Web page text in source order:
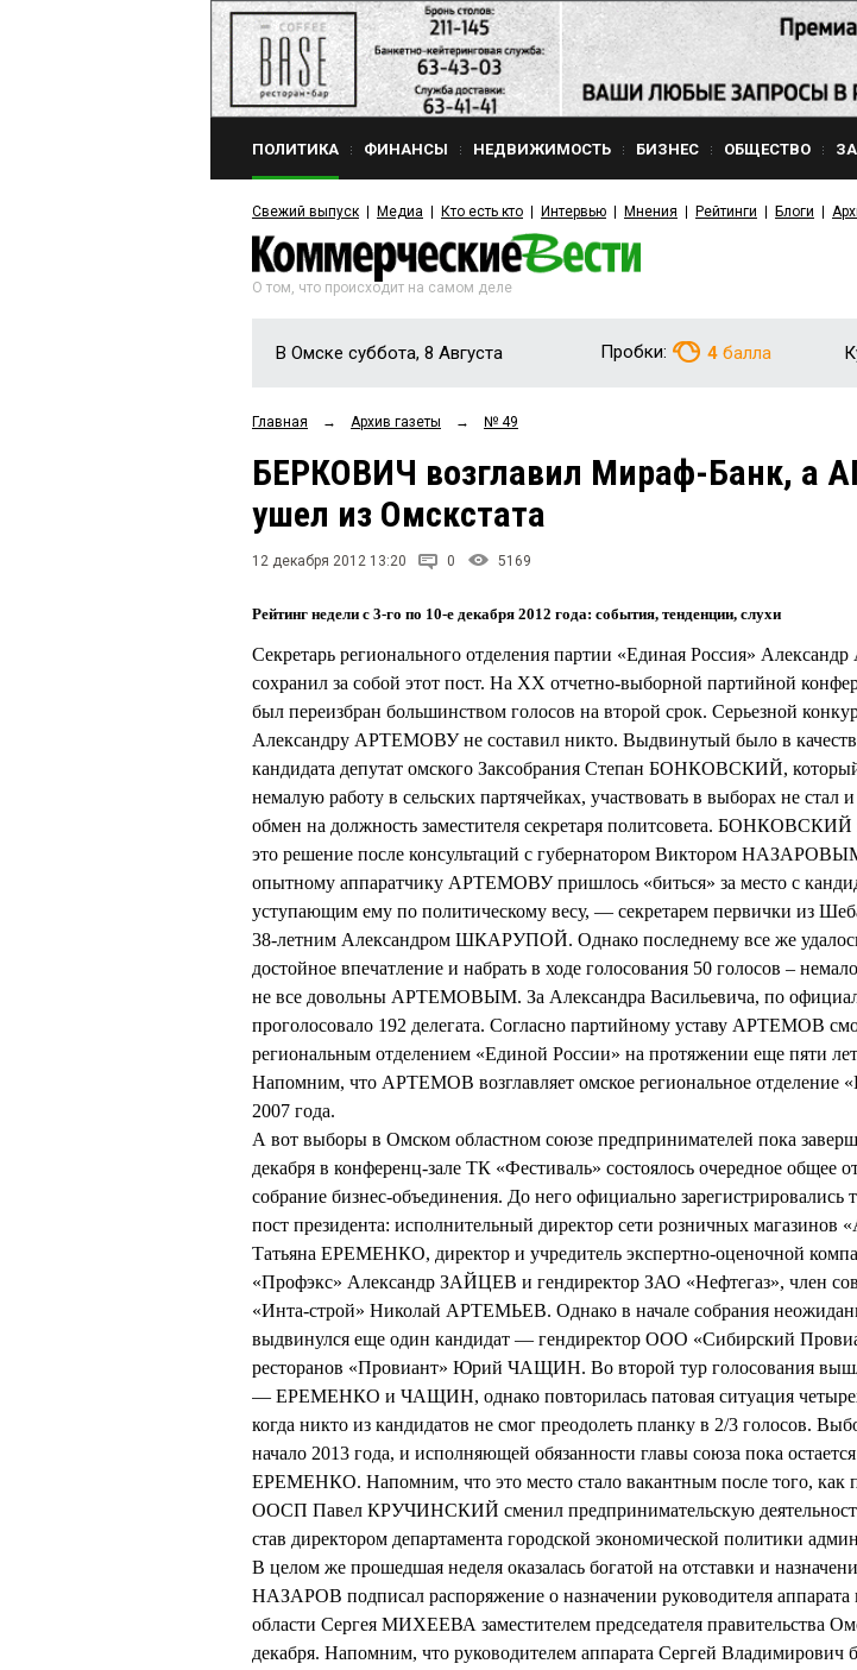
ПОЛИТИКА ФИНАНСЫ НЕДВИЖИМОСТЬ БИЗНЕС ОБЩЕСТВО
Свежий выпуск Медиа Кто есть кто Интервью Мнения Рейтинги Блоги
О том, что происходит на самом деле
В Омске суббота, 8 Августа Пробки: 4 балла
Главная → Архив газеты → № 49
БЕРКОВИЧ возглавил Мираф-Банк, а
ушел из Омскстата
12 декабря 2012 13:20 0 5169
Рейтинг недели с 3-го по 10-е декабря 2012 года: события, тенденции, слухи
Секретарь регионального отделения партии «Единая Россия»
сохранил за собой этот пост. На XX отчетно-выборной партийной
был переизбран большинством голосов на второй срок. Серьезной
Александру АРТЕМОВУ не составил никто. Выдвинутый было в
кандидата депутат омского Заксобрания Степан БОНКОВСКИЙ,
немалую работу в сельских партячейках, участвовать в выборах не стал
обмен на должность заместителя секретаря политсовета. БОНКОВСКИЙ
это решение после консультаций с губернатором Виктором
опытному аппаратчику АРТЕМОВУ пришлось «биться» за место с
уступающим ему по политическому весу, — секретарем первички из
38-летним Александром ШКАРУПОЙ. Однако последнему все же
достойное впечатление и набрать в ходе голосования 50 голосов –
не все довольны АРТЕМОВЫМ. За Александра Васильевича, по
проголосовало 192 делегата. Согласно партийному уставу АРТЕМОВ
региональным отделением «Единой России» на протяжении еще пяти
Напомним, что АРТЕМОВ возглавляет омское региональное отделение
2007 года.
А вот выборы в Омском областном союзе предпринимателей пока
декабря в конференц-зале ТК «Фестиваль» состоялось очередное общее
собрание бизнес-объединения. До него официально зарегистрировались
пост президента: исполнительный директор сети розничных магазинов
Татьяна ЕРЕМЕНКО, директор и учредитель экспертно-оценочной
«Профэкс» Александр ЗАЙЦЕВ и гендиректор ЗАО «Нефтегаз», член
«Инта-строй» Николай АРТЕМЬЕВ. Однако в начале собрания
выдвинулся еще один кандидат — гендиректор ООО «Сибирский
ресторанов «Провиант» Юрий ЧАЩИН. Во второй тур голосования
— ЕРЕМЕНКО и ЧАЩИН, однако повторилась патовая ситуация
когда никто из кандидатов не смог преодолеть планку в 2/3 голосов.
начало 2013 года, и исполняющей обязанности главы союза пока
ЕРЕМЕНКО. Напомним, что это место стало вакантным после того, как
ООСП Павел КРУЧИНСКИЙ сменил предпринимательскую
став директором департамента городской экономической политики
В целом же прошедшая неделя оказалась богатой на отставки и
НАЗАРОВ подписал распоряжение о назначении руководителя аппарата
области Сергея МИХЕЕВА заместителем председателя правительства
декабря. Напомним, что руководителем аппарата Сергей Владимирович